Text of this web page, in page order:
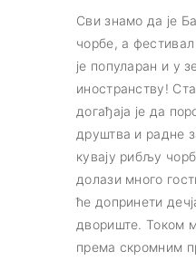
Сви знамо да је
чорбе, a
је популаран и у
иностранству!
догађаја је да
друштва и радне
кувају рибљу
долази много
ће допринети
двориште. Током
према скромним